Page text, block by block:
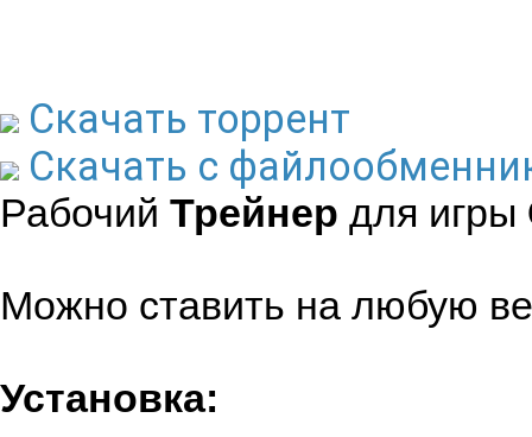
Скачать торрент
Скачать с
Рабочий Трейнер для игры
Можно ставить на любую
Установка: